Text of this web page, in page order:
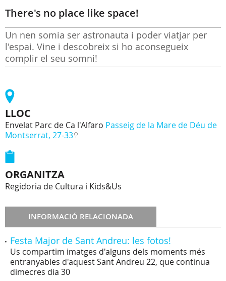
There's no place like space!
Un nen somia ser astronauta i poder viatjar per
l'espai. Vine i descobreix si ho aconsegueix
complir el seu somni!
LLOC
Envelat Parc de Ca l'Alfaro Passeig de la Mare de Déu de
Montserrat, 27-33
ORGANITZA
Regidoria de Cultura i Kids&Us
INFORMACIÓ RELACIONADA
Festa Major de Sant Andreu: les fotos!
Us compartim imatges d'alguns dels moments més
entranyables d'aquest Sant Andreu 22, que continua
dimecres dia 30